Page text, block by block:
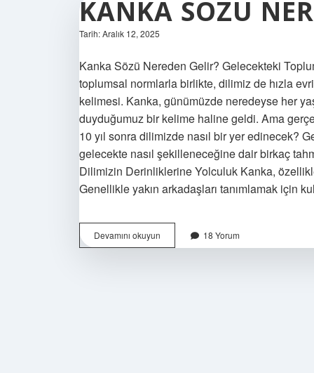
KANKA SÖZÜ
Tarih: Aralık 12, 2025
Kanka Sözü Nereden Gelir? Gelecekteki
toplumsal normlarla birlikte, dilimiz de hızla
kelimesi. Kanka, günümüzde neredeyse her
duyduğumuz bir kelime haline geldi. Ama
10 yıl sonra dilimizde nasıl bir yer edinecek?
gelecekte nasıl şekilleneceğine dair birkaç
Dilimizin Derinliklerine Yolculuk Kanka,
Genellikle yakın arkadaşları tanımlamak için
Devamını okuyun
sözü
18 Yorum